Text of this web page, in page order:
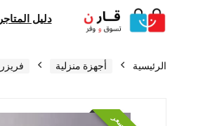
دليل المتاجر
الرئيسية أجهزة منزلية فريزر